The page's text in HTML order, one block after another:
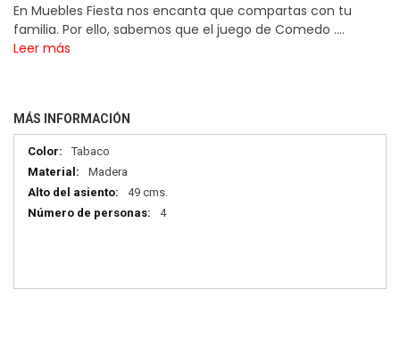
En Muebles Fiesta nos encanta que compartas con tu
familia. Por ello, sabemos que el juego de Comedo ....
Leer más
MÁS INFORMACIÓN
Más
información
Tabaco
Madera
49 cms.
4